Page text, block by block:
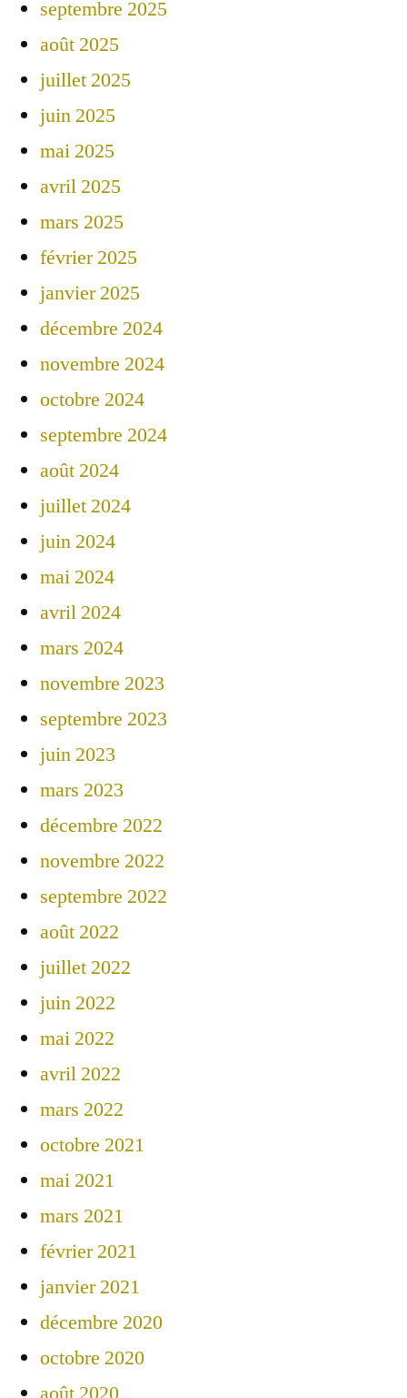
septembre 2025
août 2025
juillet 2025
juin 2025
mai 2025
avril 2025
mars 2025
février 2025
janvier 2025
décembre 2024
novembre 2024
octobre 2024
septembre 2024
août 2024
juillet 2024
juin 2024
mai 2024
avril 2024
mars 2024
novembre 2023
septembre 2023
juin 2023
mars 2023
décembre 2022
novembre 2022
septembre 2022
août 2022
juillet 2022
juin 2022
mai 2022
avril 2022
mars 2022
octobre 2021
mai 2021
mars 2021
février 2021
janvier 2021
décembre 2020
octobre 2020